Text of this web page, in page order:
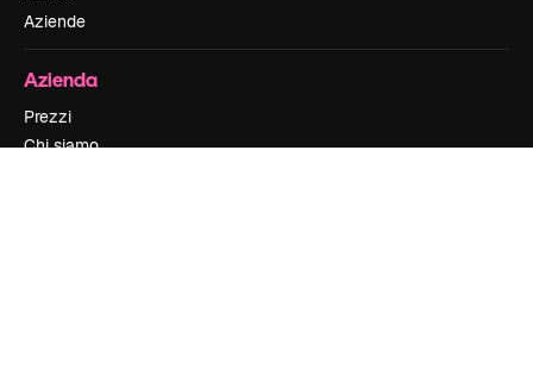
Aziende
Azienda
Prezzi
Chi siamo